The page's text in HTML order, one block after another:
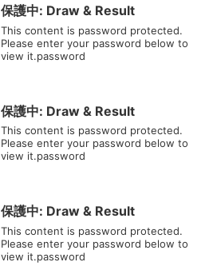
保護中: Draw & Result
This content is password protected.
Please enter your password below to
view it.password
保護中: Draw & Result
This content is password protected.
Please enter your password below to
view it.password
保護中: Draw & Result
This content is password protected.
Please enter your password below to
view it.password